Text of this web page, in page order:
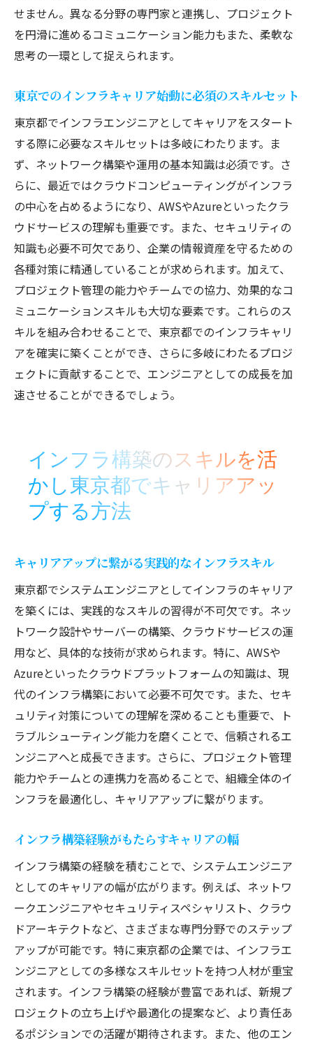
インフラエンジニアとしての自己成長を促
す方法
せません。異なる分野の専門家と連携し、プロジェクト
を円滑に進めるコミュニケーション能力もまた、柔軟な
思考の一環として捉えられます。
東京でのインフラキャリア始動に必須のスキルセット
東京都でインフラエンジニアとしてキャリアをスタート
する際に必要なスキルセットは多岐にわたります。ま
ず、ネットワーク構築や運用の基本知識は必須です。さ
らに、最近ではクラウドコンピューティングがインフラ
の中心を占めるようになり、AWSやAzureといったクラ
ウドサービスの理解も重要です。また、セキュリティの
知識も必要不可欠であり、企業の情報資産を守るための
各種対策に精通していることが求められます。加えて、
プロジェクト管理の能力やチームでの協力、効果的なコ
ミュニケーションスキルも大切な要素です。これらのス
キルを組み合わせることで、東京都でのインフラキャリ
アを確実に築くことができ、さらに多岐にわたるプロジ
ェクトに貢献することで、エンジニアとしての成長を加
速させることができるでしょう。
インフラ構築のスキルを活
かし東京都でキャリアアッ
プする方法
キャリアアップに繋がる実践的なインフラスキル
東京都でシステムエンジニアとしてインフラのキャリア
を築くには、実践的なスキルの習得が不可欠です。ネッ
トワーク設計やサーバーの構築、クラウドサービスの運
用など、具体的な技術が求められます。特に、AWSや
Azureといったクラウドプラットフォームの知識は、現
代のインフラ構築において必要不可欠です。また、セキ
ュリティ対策についての理解を深めることも重要で、ト
ラブルシューティング能力を磨くことで、信頼されるエ
ンジニアへと成長できます。さらに、プロジェクト管理
能力やチームとの連携力を高めることで、組織全体のイ
ンフラを最適化し、キャリアアップに繋がります。
インフラ構築経験がもたらすキャリアの幅
インフラ構築の経験を積むことで、システムエンジニア
としてのキャリアの幅が広がります。例えば、ネットワ
ークエンジニアやセキュリティスペシャリスト、クラウ
ドアーキテクトなど、さまざまな専門分野でのステップ
アップが可能です。特に東京都の企業では、インフラエ
ンジニアとしての多様なスキルセットを持つ人材が重宝
されます。インフラ構築の経験が豊富であれば、新規プ
ロジェクトの立ち上げや最適化の提案など、より責任あ
るポジションでの活躍が期待されます。また、他のエン